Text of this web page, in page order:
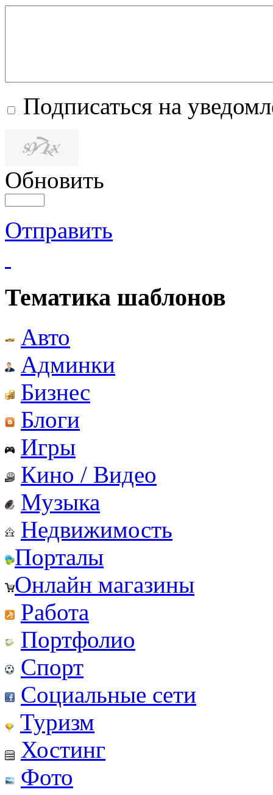
Подписаться на
Обновить
Отправить
Тематика шаблонов
Авто
Админки
Бизнес
Блоги
Игры
Кино / Видео
Музыка
Недвижимость
Порталы
Онлайн магазины
Работа
Портфолио
Спорт
Социальные сети
Туризм
Хостинг
Фото